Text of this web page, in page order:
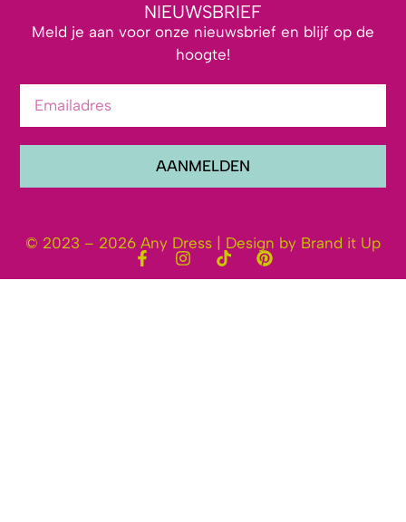
NIEUWSBRIEF
Meld je aan voor onze nieuwsbrief en blijf op de
hoogte!
AANMELDEN
© 2023 – 2026 Any Dress | Design by Brand it Up